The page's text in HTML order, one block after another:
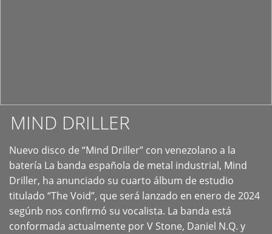
MIND DRILLER
Nuevo disco de “Mind Driller” con venezolano a la
batería La banda española de metal industrial, Mind
Driller, ha anunciado su cuarto álbum de estudio
titulado “The Void”, que será lanzado en enero de 2024
segúnb nos confirmó su vocalista. La banda está
conformada actualmente por V Stone, Daniel N.Q. y
+